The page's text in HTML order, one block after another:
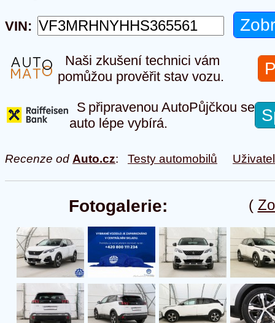
VIN:
Naši zkušení technici vám
pomůžou prověřit stav vozu.
S připravenou AutoPůjčkou se
auto lépe vybírá.
Recenze od Auto.cz: Testy automobilů
(
Fotogalerie: